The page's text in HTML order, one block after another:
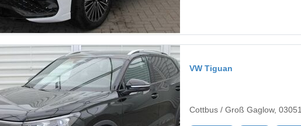
VW Tiguan
Cottbus / Groß Gaglow, 03051